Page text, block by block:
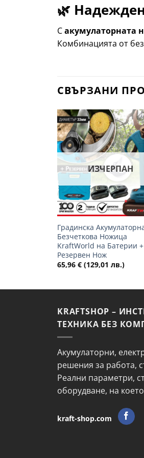
🌿
Сакумулаторната
Комбинацията от
СВЪРЗАНИ
+
ИЗЧЕРПАН
Градинска
Безчеткова Ножица
KraftWorld на Батерии +
Резервен Нож
65,96 € (129,01 лв.)
KRAFTSHOP –
ТЕХНИКА БЕЗ
Акумулаторни,
решения за работа,
Реални параметри,
оборудване, на
kraft-shop.com